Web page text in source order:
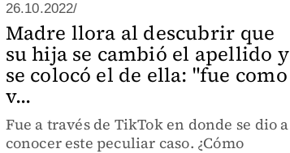
26.10.2022/
Madre llora al descubrir que
su hija se cambió el apellido y
se colocó el de ella: "fue como
v...
Fue a través de TikTok en donde se dio a
conocer este peculiar caso. ¿Cómo